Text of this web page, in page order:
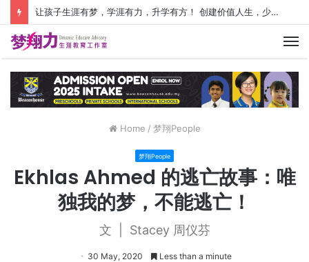
让孩子生涯有梦，学涯有力，升学有方！ 创建价值人生，少走人生弯路！
Home / 梦翔People
梦翔People
Ekhlas Ahmed 的逃亡故事：唯
独我的梦，不能逃亡！
文 | Stacey 周仪芬
30 May, 2020 Less than a minute